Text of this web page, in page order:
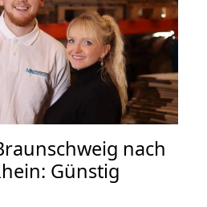
nach
Günstig